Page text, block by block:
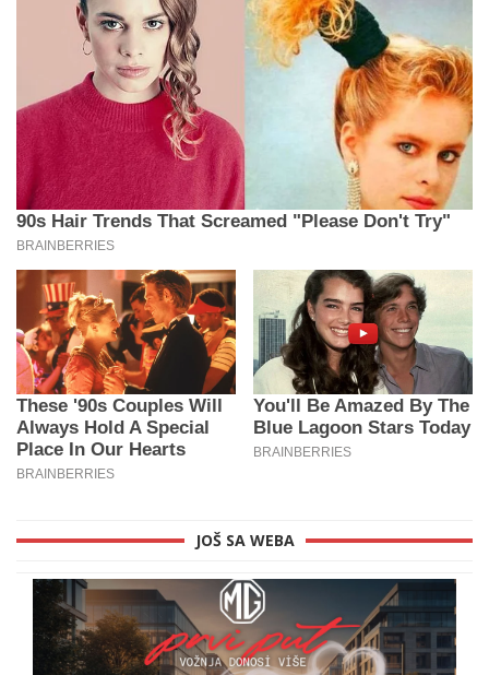
JOŠ SA WEBA